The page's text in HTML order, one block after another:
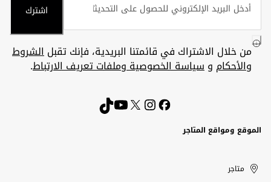
اشترك
من خلال الاشتراك في قائمتنا البريدية، فإنك تقبلالشروط
والأحكام وسياسة الخصوصية وملفات تعريف الارتباط.
الموقع ومواقع المتاجر
United
Arab
Kuwait
الإمارات
العربية
الكويت
متاجر